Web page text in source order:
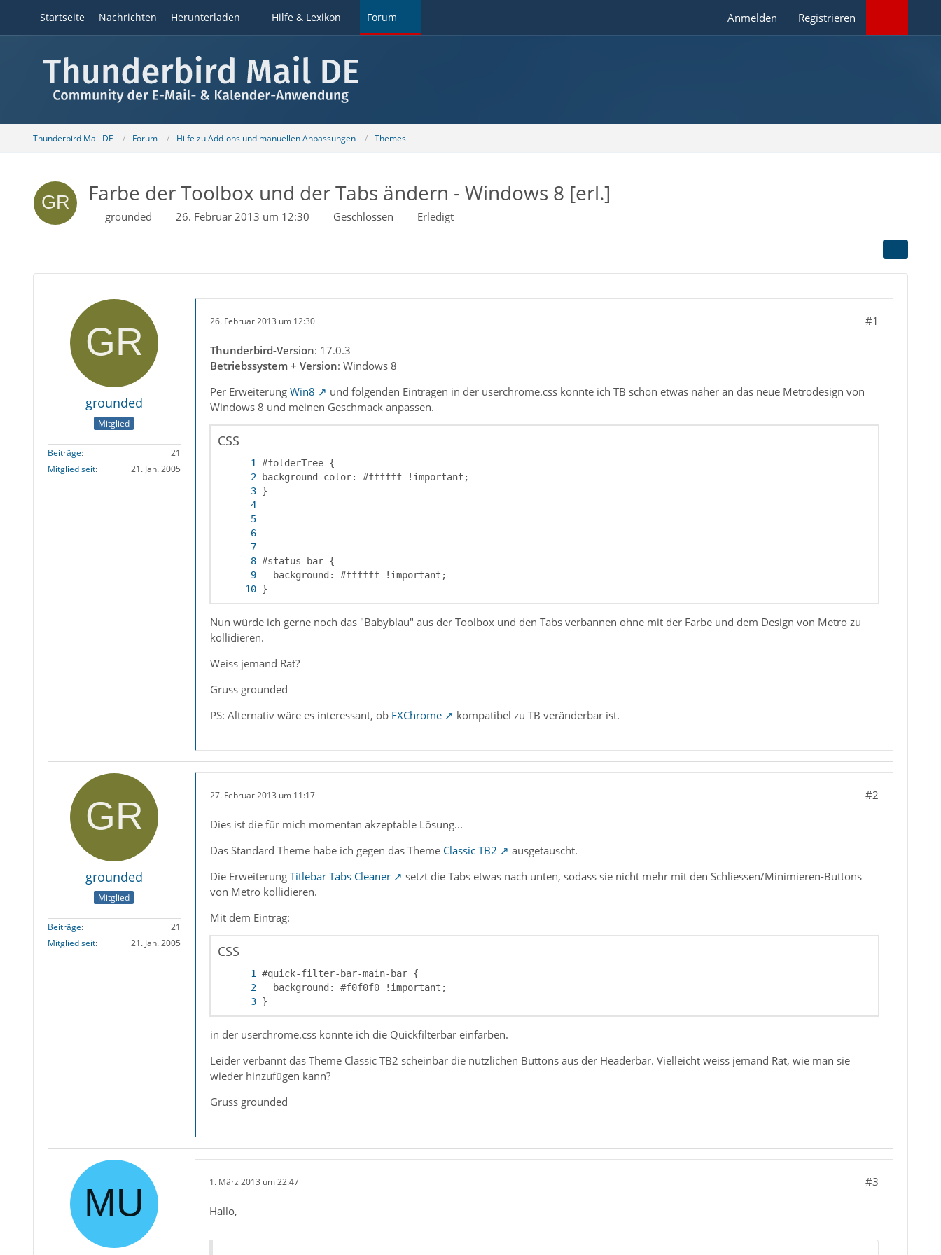
Startseite Nachrichten Herunterladen Hilfe & Lexikon Forum Anmelden Registrieren
Thunderbird Mail DE Forum Hilfe zu Add-ons und manuellen Anpassungen Themes
Farbe der Toolbox und der Tabs ändern - Windows 8 [erl.]
grounded 26. Februar 2013 um 12:30 Geschlossen Erledigt
grounded
Mitglied
Beiträge
21
Mitglied seit
21. Jan. 2005
26. Februar 2013 um 12:30 #1
Thunderbird-Version: 17.0.3
Betriebssystem + Version: Windows 8
Per Erweiterung Win8
und folgenden Einträgen in der userchrome.css konnte ich TB schon etwas näher an das neue Metrodesign von
Windows 8 und meinen Geschmack anpassen.
CSS
}
Nun würde ich gerne noch das "Babyblau" aus der Toolbox und den Tabs verbannen ohne mit der Farbe und dem Design von Metro zu
kollidieren.
Weiss jemand Rat?
Gruss grounded
PS: Alternativ wäre es interessant, ob FXChrome kompatibel zu TB veränderbar ist.
grounded
Mitglied
Beiträge
21
Mitglied seit
21. Jan. 2005
27. Februar 2013 um 11:17 #2
Dies ist die für mich momentan akzeptable Lösung...
Das Standard Theme habe ich gegen das Theme Classic TB2
ausgetauscht.
Die Erweiterung Titlebar Tabs Cleaner
setzt die Tabs etwas nach unten, sodass sie nicht mehr mit den Schliessen/Minimieren-Buttons
von Metro kollidieren.
Mit dem Eintrag:
CSS
}
in der userchrome.css konnte ich die Quickfilterbar einfärben.
Leider verbannt das Theme Classic TB2 scheinbar die nützlichen Buttons aus der Headerbar. Vielleicht weiss jemand Rat, wie man sie
wieder hinzufügen kann?
Gruss grounded
1. März 2013 um 22:47 #3
Hallo,